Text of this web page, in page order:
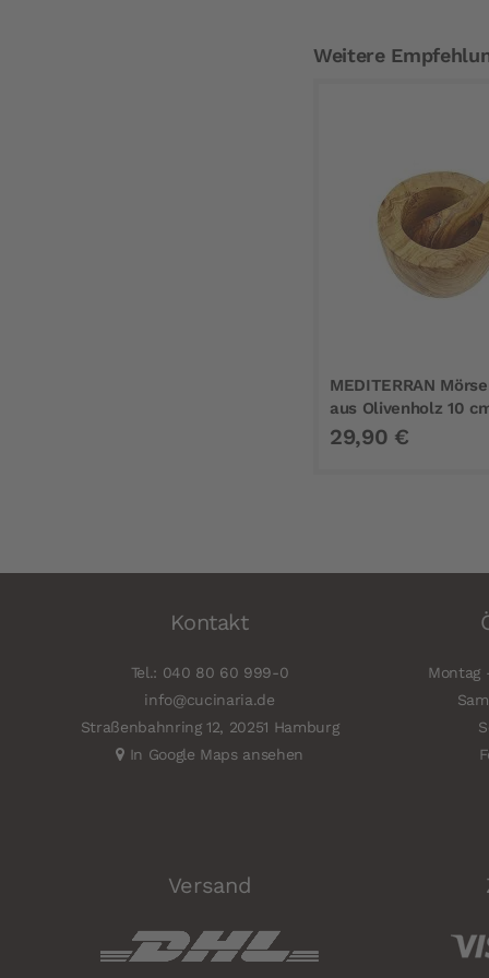
Weitere
MEDITERRAN
aus Olivenholz 10
29,90 €
Kontakt
Tel.: 040 80 60 999-0
info@cucinaria.de
Straßenbahnring 12, 20251 Hamburg
In Google Maps ansehen
Montag
Versand